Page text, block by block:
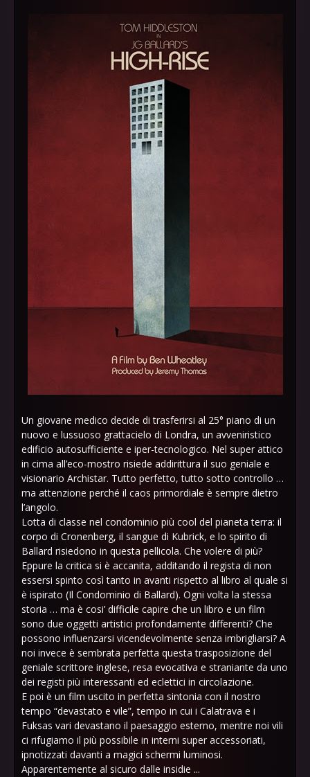
Un giovane medico decide di trasferirsi al 25° piano di un
nuovo e lussuoso grattacielo di Londra, un avveniristico
edificio autosufficiente e iper-tecnologico. Nel super attico
in cima all’eco-mostro risiede addirittura il suo geniale e
visionario Archistar. Tutto perfetto, tutto sotto controllo …
ma attenzione perché il caos primordiale è sempre dietro
l’angolo.
Lotta di classe nel condominio più cool del pianeta terra: il
corpo di Cronenberg, il sangue di Kubrick, e lo spirito di
Ballard risiedono in questa pellicola. Che volere di più?
Eppure la critica si è accanita, additando il regista di non
essersi spinto così tanto in avanti rispetto al libro al quale si
è ispirato (Il Condominio di Ballard). Ogni volta la stessa
storia … ma è cosi’ difficile capire che un libro e un film
sono due oggetti artistici profondamente differenti? Che
possono influenzarsi vicendevolmente senza imbrigliarsi? A
noi invece è sembrata perfetta questa trasposizione del
geniale scrittore inglese, resa evocativa e straniante da uno
dei registi più interessanti ed eclettici in circolazione.
E poi è un film uscito in perfetta sintonia con il nostro
tempo “devastato e vile”, tempo in cui i Calatrava e i
Fuksas vari devastano il paesaggio esterno, mentre noi vili
ci rifugiamo il più possibile in interni super accessoriati,
ipnotizzati davanti a magici schermi luminosi.
Apparentemente al sicuro dalle insidie ...